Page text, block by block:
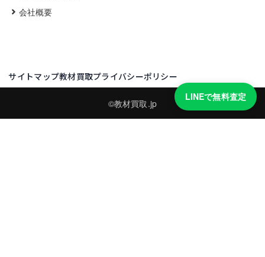
会社概要
サイトマップ教材買取プライバシーポリシー
©教材買取.jp
LINEで無料査定